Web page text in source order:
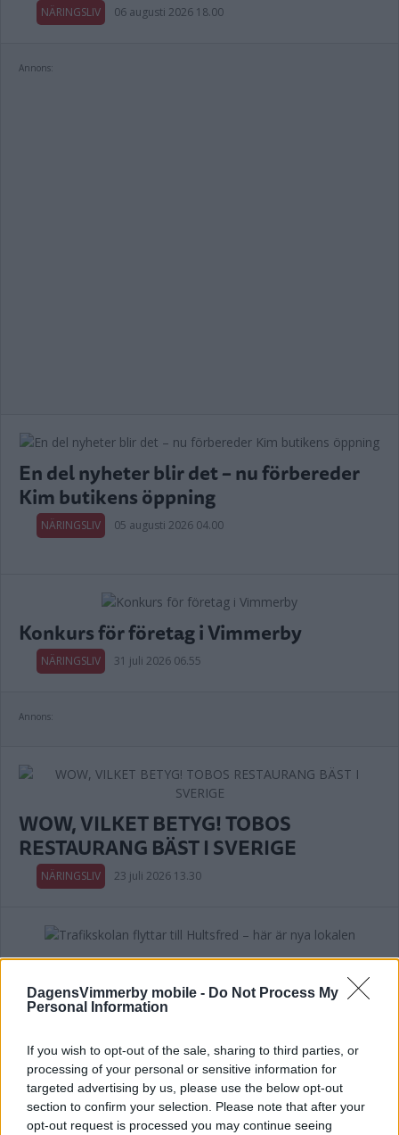
DagensVimmerby mobile - Do Not Process My
Personal Information
If you wish to opt-out of the sale, sharing to third parties, or
processing of your personal or sensitive information for
targeted advertising by us, please use the below opt-out
section to confirm your selection. Please note that after your
opt-out request is processed you may continue seeing
NÄRINGSLIV 06 augusti 2026 18.00
Annons:
En del nyheter blir det – nu förbereder
Kim butikens öppning
NÄRINGSLIV 05 augusti 2026 04.00
Konkurs för företag i Vimmerby
NÄRINGSLIV 31 juli 2026 06.55
Annons:
WOW, VILKET BETYG! TOBOS
RESTAURANG BÄST I SVERIGE
NÄRINGSLIV 23 juli 2026 13.30
Trafikskolan flyttar till Hultsfred – här
är nya lokalen
Annons: